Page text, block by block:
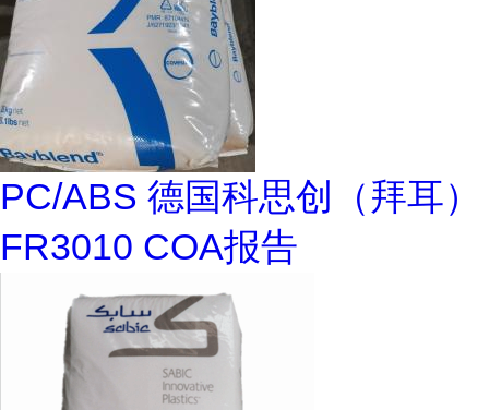
PC/ABS 德国科思创（拜耳）
FR3010 COA报告